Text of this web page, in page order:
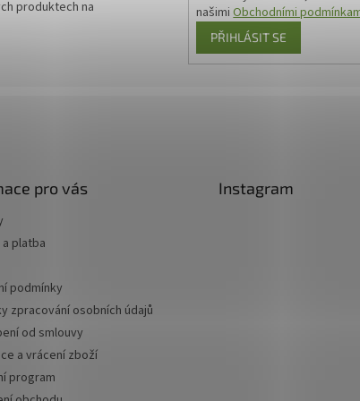
produktech na
našimiObchodními
PŘIHLÁSIT SE
pro vás
platba
podmínky
zpracování osobních údajů
od smlouvy
a vrácení zboží
program
Instagram